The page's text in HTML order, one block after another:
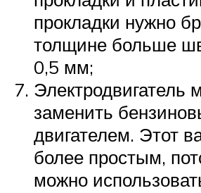
прокладки нужно
толщине больше
0,5 мм;
Электродвигатель
заменить
двигателем. Этот
более простым,
можно